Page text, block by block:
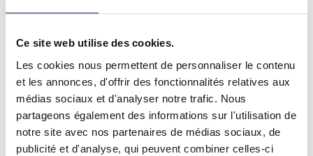
Ce site web utilise des cookies.
Les cookies nous permettent de personnaliser le contenu
et les annonces, d'offrir des fonctionnalités relatives aux
médias sociaux et d'analyser notre trafic. Nous
partageons également des informations sur l'utilisation de
notre site avec nos partenaires de médias sociaux, de
publicité et d'analyse, qui peuvent combiner celles-ci
Une formation au cœur de la
sécurité
Au-delà de l’aspect professionnel, la formation aux
engins logistiques a une dimension essentielle : la
sécurité. Chaque année, de nombreux accidents
surviennent à cause d’une mauvaise manipulation